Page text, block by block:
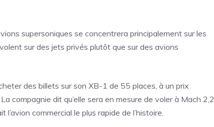
supersoniques se concentrera principalement sur les
sur des jets privés plutôt que sur des avions
des billets sur son XB-1 de 55 places, à un prix
compagnie dit qu’elle sera en mesure de voler à Mach 2,2
commercial le plus rapide de l’histoire.